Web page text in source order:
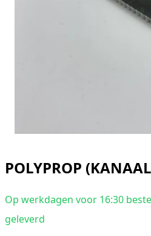
POLYPROP
Op werkdagen voor 16:30
geleverd